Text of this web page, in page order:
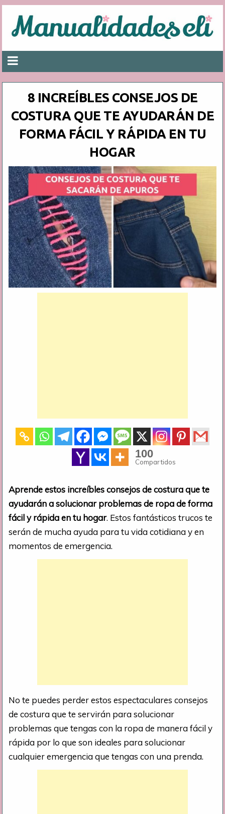
8 INCREÍBLES CONSEJOS DE
COSTURA QUE TE AYUDARÁN DE
FORMA FÁCIL Y RÁPIDA EN TU
HOGAR
100
Compartidos
Aprende estos increíbles consejos de costura que te
ayudarán a solucionar problemas de ropa de forma
fácil y rápida en tu hogar. Estos fantásticos trucos te
serán de mucha ayuda para tu vida cotidiana y en
momentos de emergencia.
No te puedes perder estos espectaculares consejos
de costura que te servirán para solucionar
problemas que tengas con la ropa de manera fácil y
rápida por lo que son ideales para solucionar
cualquier emergencia que tengas con una prenda.